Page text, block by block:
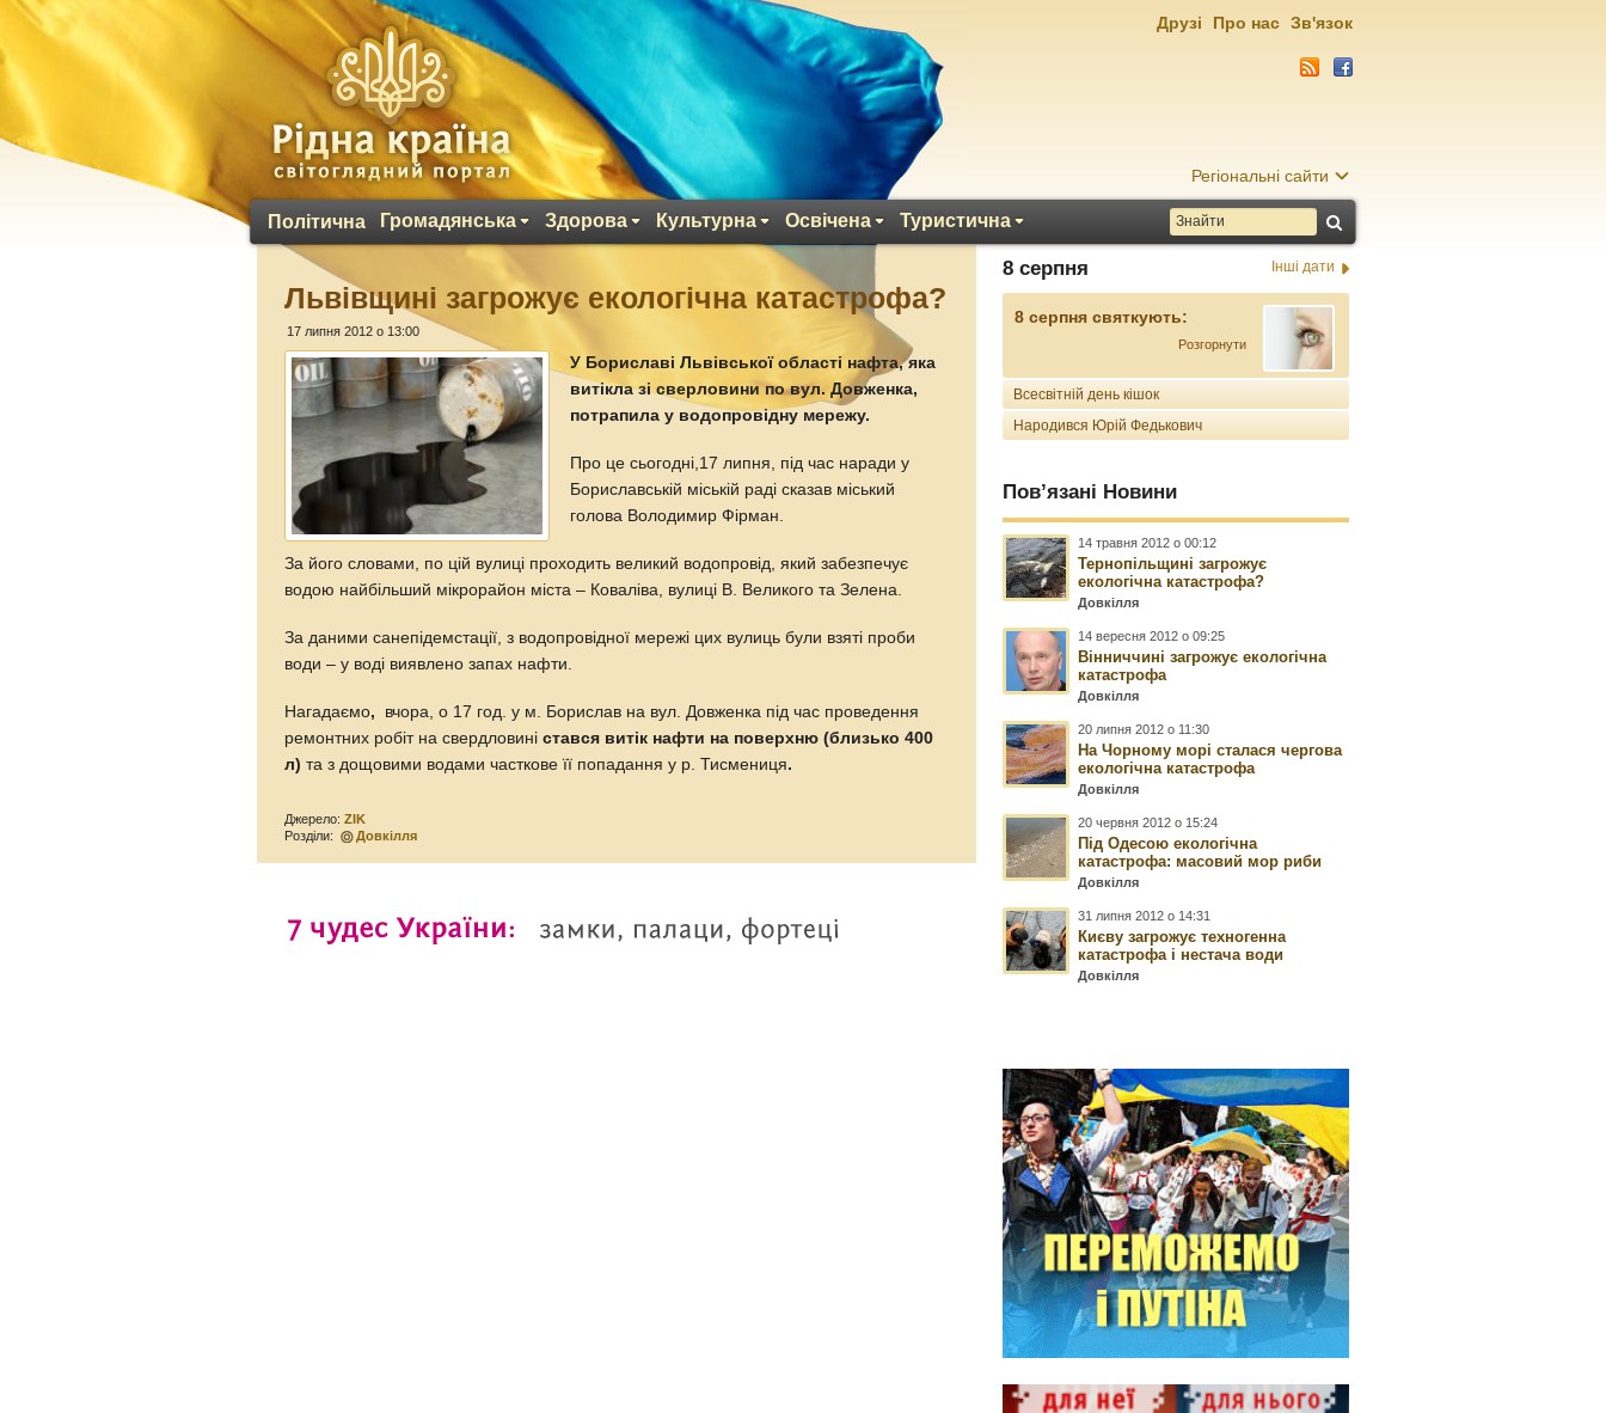
Регіональні сайти
Політична Громадянська Здорова Культурна Освічена Туристична
Друзі Про нас Зв'язок
Львівщині загрожує екологічна катастрофа?
17 липня 2012 о 13:00
У Бориславі Львівської області нафта, яка
витікла зі сверловини по вул. Довженка,
потрапила у водопровідну мережу.
Про це сьогодні,17 липня, під час наради у
Бориславській міській раді сказав міський
голова Володимир Фірман.
За його словами, по цій вулиці проходить великий водопровід, який забезпечує
водою найбільший мікрорайон міста – Коваліва, вулиці В. Великого та Зелена.
За даними санепідемстації, з водопровідної мережі цих вулиць були взяті проби
води – у воді виявлено запах нафти.
Нагадаємо, вчора, о 17 год. у м. Борислав на вул. Довженка під час проведення
ремонтних робіт на свердловиністався витік нафти на поверхню (близько 400
л) та з дощовими водами часткове її попадання у р. Тисмениця.
Джерело:ZIK
Розділи:
Довкілля
8 серпня Інші дати
8 серпня святкують:
Розгорнути
Всесвітній день кішок
Народився Юрій Федькович
Пов’язані Новини
14 травня 2012 о 00:12
Тернопільщині загрожує
екологічна катастрофа?
Довкілля
14 вересня 2012 о 09:25
Вінниччині загрожує екологічна
катастрофа
Довкілля
20 липня 2012 о 11:30
На Чорному морі сталася чергова
екологічна катастрофа
Довкілля
20 червня 2012 о 15:24
Під Одесою екологічна
катастрофа: масовий мор риби
Довкілля
31 липня 2012 о 14:31
Києву загрожує техногенна
катастрофа і нестача води
Довкілля